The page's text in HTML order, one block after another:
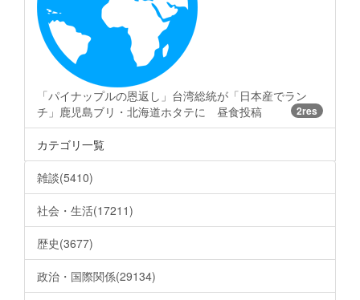
「パイナップルの恩返し」台湾総統が「日本産でラン
チ」鹿児島ブリ・北海道ホタテに 昼食投稿
2res
カテゴリ一覧
雑談(5410)
社会・生活(17211)
歴史(3677)
政治・国際関係(29134)